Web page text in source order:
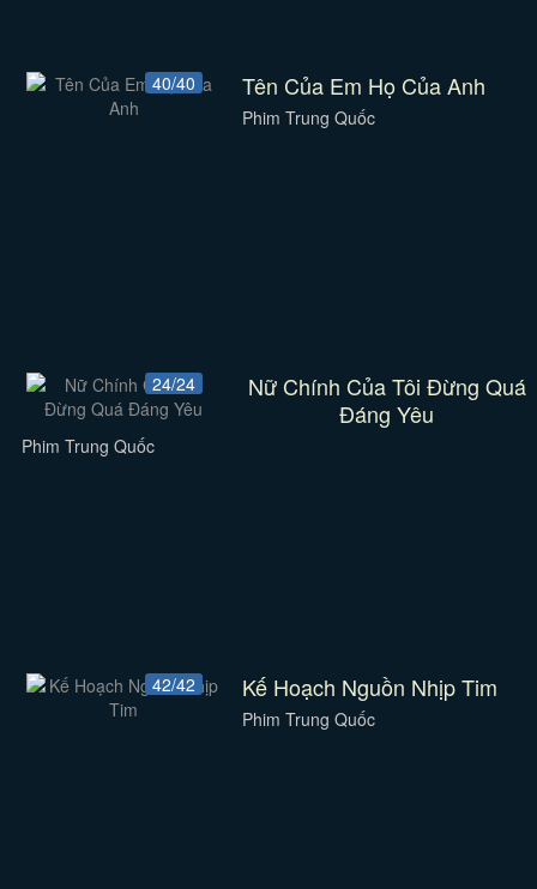
40/40 Tên Của Em Họ Của Anh
Phim Trung Quốc
24/24
Nữ Chính Của Tôi Đừng Quá
Đáng Yêu
Phim Trung Quốc
42/42 Kế Hoạch Nguồn Nhịp Tim
Phim Trung Quốc